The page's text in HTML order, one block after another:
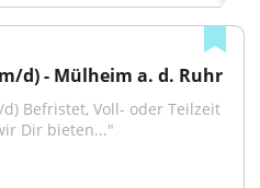
d) - Mülheim a. d. Ruhr
Befristet, Voll- oder Teilzeit
Dir bieten..."